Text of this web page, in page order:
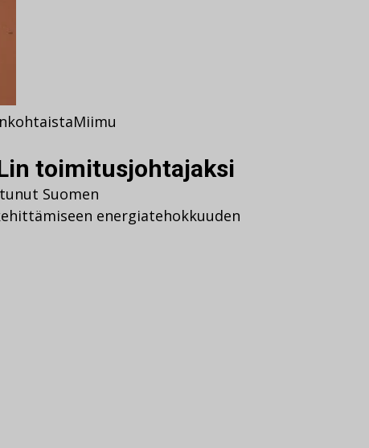
Miimu
toimitusjohtajaksi
Suomen
energiatehokkuuden